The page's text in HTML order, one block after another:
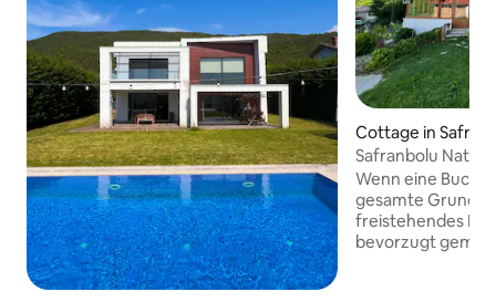
Cottage in
Safranbolu
Wenn eine
gesamte
freistehendes
bevorzugt